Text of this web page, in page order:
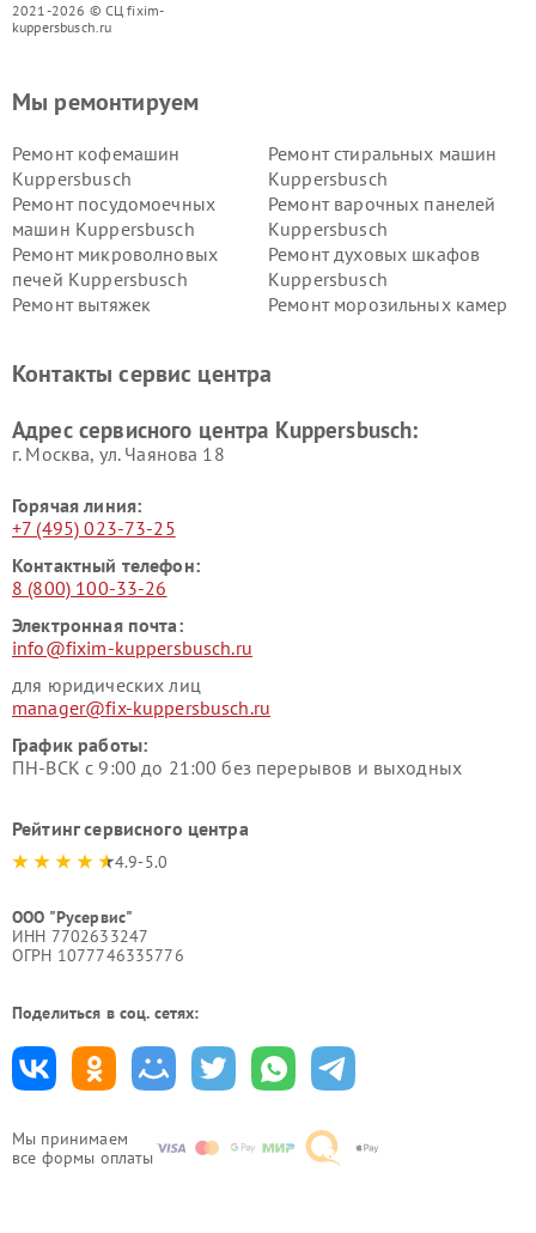
2021-2026 © СЦ fixim-
kuppersbusch.ru
Мы принимаем
все формы оплаты
Мы ремонтируем
Ремонт кофемашин
Kuppersbusch
Ремонт стиральных машин
Kuppersbusch
Ремонт посудомоечных
машин Kuppersbusch
Ремонт варочных панелей
Kuppersbusch
Ремонт микроволновых
печей Kuppersbusch
Ремонт духовых шкафов
Kuppersbusch
Ремонт вытяжек
Ремонт морозильных камер
Kuppersbusch
вакуумных упаковщиков
Ремонт сушильных машин Kuppersbusch
Контакты сервис центра
Адрес сервисного центра Kuppersbusch:
г. Москва, ул. Чаянова 18
Горячая линия:
+7 (495) 023-73-25
Контактный телефон:
8 (800) 100-33-26
Электронная почта:
info@fixim-kuppersbusch.ru
для юридических лиц
manager@fix-kuppersbusch.ru
График работы:
ПН-ВСК с 9:00 до 21:00 без перерывов и выходных
Рейтинг сервисного центра
4.9-5.0
ООО "Русервис"
ИНН 7702633247
ОГРН 1077746335776
Поделиться в соц. сетях: